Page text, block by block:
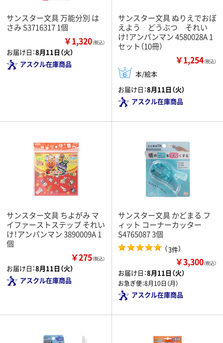
サンスター文具 万能分別 は
さみ S3716317 1個
￥1,320（税込）
お届け日：8月11日（火）
アスクル在庫商品
サンスター文具 ぬりえでおぼ
えよう どうぶつ それい
け！アンパンマン 4580028A 1
セット（10冊）
￥1,254（税込）
本/絵本
お届け日：8月11日（火）
アスクル在庫商品
サンスター文具 ちよがみ マ
イファーストステップ それい
け！アンパンマン 3890009A 1
個
￥275（税込）
お届け日：8月11日（火）
アスクル在庫商品
サンスター文具 かどまる フ
ィット コーナーカッター
S4765087 3個
（3件）
￥3,300（税込）
お届け日：8月11日（火）
お急ぎ便：8月10日（月）
アスクル在庫商品